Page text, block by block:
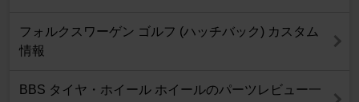
フォルクスワーゲン ゴルフ (ハッチバック) カスタム
情報
BBS タイヤ・ホイール ホイールのパーツレビュー一